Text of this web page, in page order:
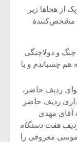
از هجاها زیر
مشخص‌کنندۀ
و دولاچنگی
هم چسباندم و با
ردیف حاضر،
ردیف حاضر
آقای مهدی
هفت دستگاه
موسی معروفی را